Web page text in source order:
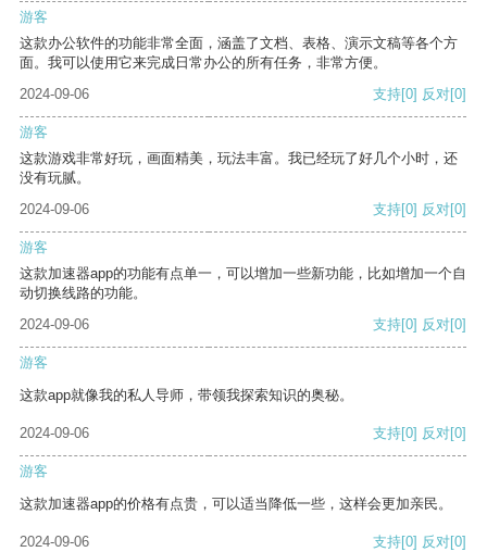
游客
这款办公软件的功能非常全面，涵盖了文档、表格、演示文稿等各个方
面。我可以使用它来完成日常办公的所有任务，非常方便。
2024-09-06
支持[0] 反对[0]
游客
这款游戏非常好玩，画面精美，玩法丰富。我已经玩了好几个小时，还
没有玩腻。
2024-09-06
支持[0] 反对[0]
游客
这款加速器app的功能有点单一，可以增加一些新功能，比如增加一个自
动切换线路的功能。
2024-09-06
支持[0] 反对[0]
游客
这款app就像我的私人导师，带领我探索知识的奥秘。
2024-09-06 支持[0] 反对[0]
游客
这款加速器app的价格有点贵，可以适当降低一些，这样会更加亲民。
2024-09-06 支持[0] 反对[0]